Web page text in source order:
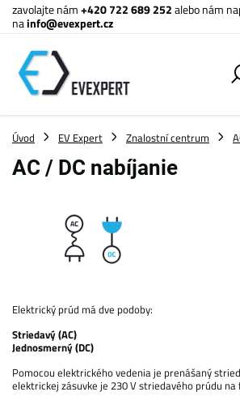
zavolajte nám+420 722 689 252alebo nám
nainfo@evexpert.cz
Úvod EV Expert Znalostní centrum
AC / DC nabíjanie
Elektrický prúd má dve podoby:
Striedavý (AC)
Jednosmerný (DC)
Pomocou elektrického vedenia je prenášaný
elektrickej zásuvke je 230 V striedavého prúdu na